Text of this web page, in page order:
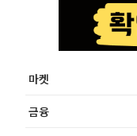
마켓
금융